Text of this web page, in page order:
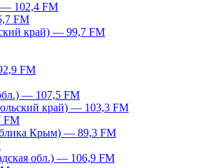
— 102,4 FM
FM
край) — 99,7 FM
FM
— 107,5 FM
край) — 103,3 FM
FM
Крым) — 89,3 FM
обл.) — 106,9 FM